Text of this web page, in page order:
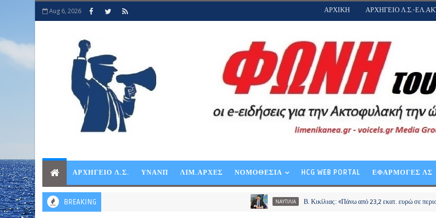
Aug 6, 2026 ΑΡΧΙΚΗ ΑΡΧΗΓΕΙΟ Λ.Σ.-
ΑΡΧΗΓΕΙΟ Λ.Σ. ΥΝΑΝΠ ΛΙΜ.ΑΡΧΕΣ ΝΟΜΟΘΕΣΙΑ HCG WEB PORTAL ΕΦΑΡΜΟΓΕΣ ΛΣ
BREAKING ΝΑΥΤΙΛΙΑ Β. Κικίλιας: «Πάνω από 23,2 εκατ. ευρώ σε